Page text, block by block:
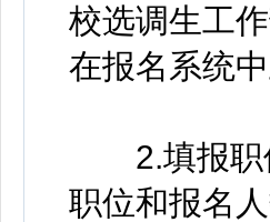
校选调生工
在报名系统
2.填报职位
职位和报名